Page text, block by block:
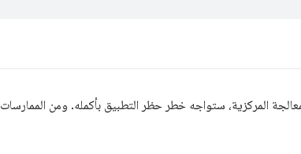
المركزية، ستواجه خطر حظر التطبيق بأكمله. ومن الممارسات